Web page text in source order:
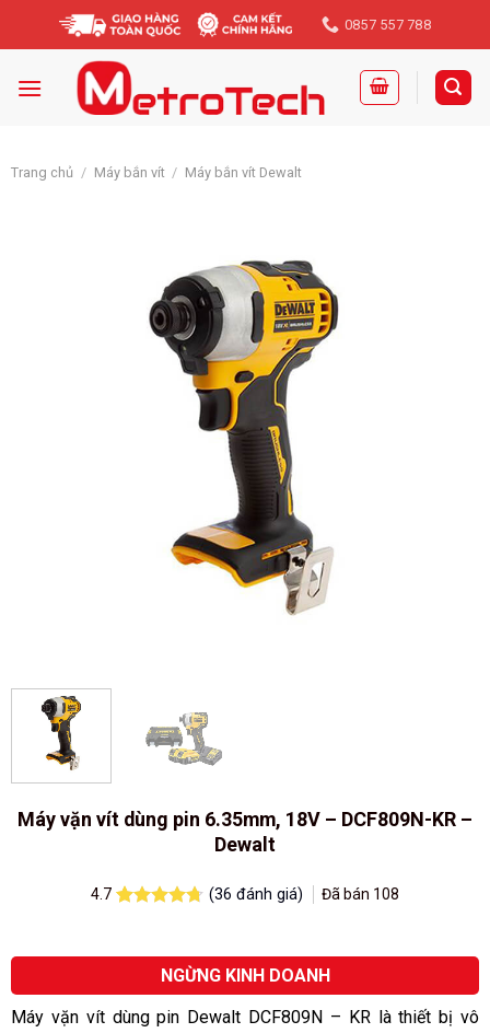
0857 557 788
Trang chủ / Máy bắn vít / Máy bắn vít Dewalt
Máy vặn vít dùng pin 6.35mm, 18V – DCF809N-KR –
Dewalt
4.7
đánh giá
(36 đánh giá) Đã bán 108
NGỪNG KINH DOANH
Máy vặn vít dùng pin Dewalt DCF809N – KR là thiết bị vô